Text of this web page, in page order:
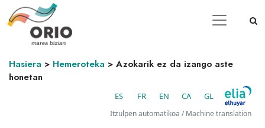
Hasiera > Hemeroteka > Azokarik ez da izango aste
honetan
ES FR EN CA GL
Itzulpen automatikoa / Machine translation